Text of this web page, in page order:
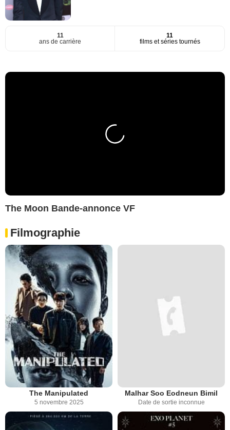
11
ans de carrière
11
films et séries tournés
The Moon Bande-annonce VF
Filmographie
The Manipulated
5 novembre 2025
Malhar Soo Eodneun Bimil
Date de sortie inconnue